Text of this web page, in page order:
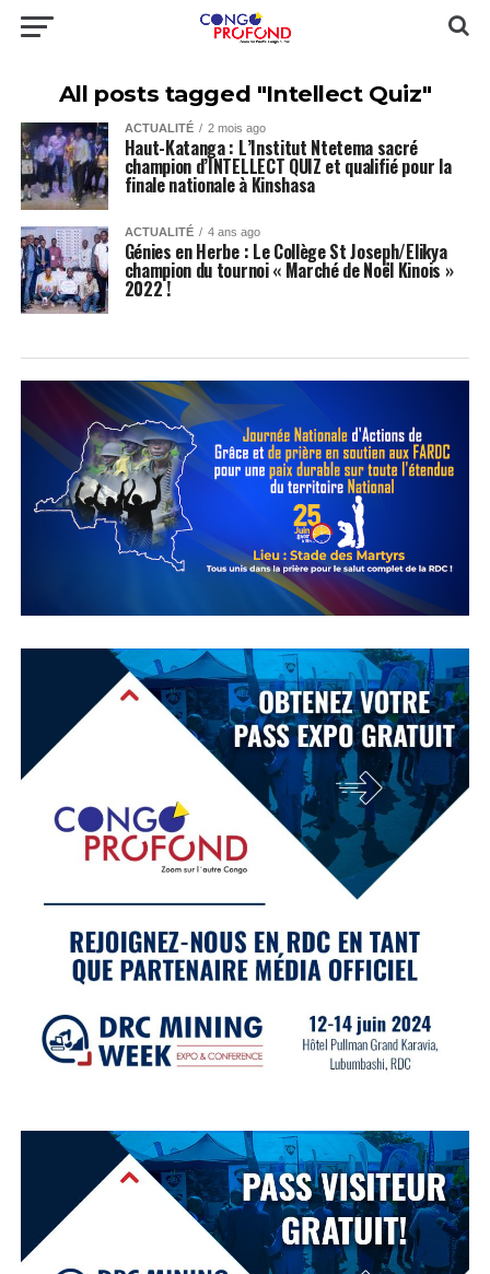
All posts tagged "Intellect Quiz"
ACTUALITÉ 2 mois ago
Haut-Katanga : L’Institut Ntetema sacré
champion d’INTELLECT QUIZ et qualifié pour la
finale nationale à Kinshasa
ACTUALITÉ 4 ans ago
Génies en Herbe : Le Collège St Joseph/Elikya
champion du tournoi « Marché de Noël Kinois »
2022 !